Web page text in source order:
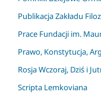
Publikacja Zakładu
Prace Fundacji im.
Prawo, Konstytucja,
Rosja Wczoraj, Dziś i
Scripta Lemkoviana